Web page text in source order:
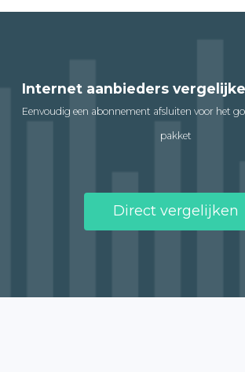
Internet aanbieders
Eenvoudig een abonnement afsluiten voor het
pakket
Direct vergelijken